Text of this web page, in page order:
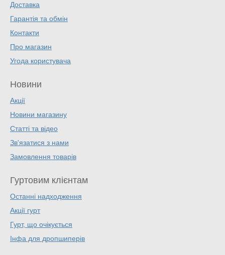
Доставка
Гарантія та обмін
Контакти
Про магазин
Угода користувача
Новини
Акції
Новини магазину
Статті та відео
Зв'язатися з нами
Замовлення товарів
Гуртовим клієнтам
Останні надходження
Акції гурт
Гурт, що очікується
Інфа для дропшиперів